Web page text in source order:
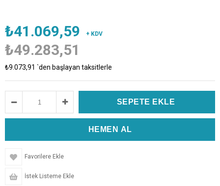
₺41.069,59 + KDV
₺49.283,51
₺9.073,91 `den başlayan taksitlerle
Favorilere Ekle
İstek Listeme Ekle